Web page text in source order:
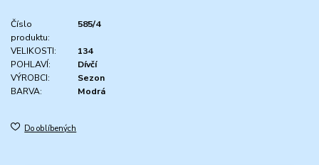
Číslo
produktu:
585/4
VELIKOSTI:
134
POHLAVÍ:
Dívčí
VÝROBCI:
Sezon
BARVA:
Modrá
Do oblíbených